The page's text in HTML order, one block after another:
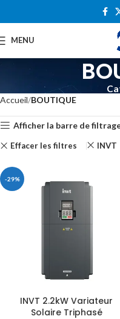
MENU
Accueil BOUTIQUE
Afficher la barre de
Effacer les filtres INVT
-29%
INVT 2.2kW Variateur
Solaire Triphasé